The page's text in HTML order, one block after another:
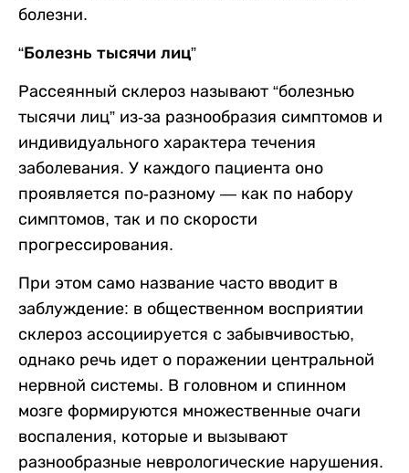
болезни.
“Болезнь тысячи лиц”
Рассеянный склероз называют “болезнью
тысячи лиц” из-за разнообразия симптомов и
индивидуального характера течения
заболевания. У каждого пациента оно
проявляется по-разному — как по набору
симптомов, так и по скорости
прогрессирования.
При этом само название часто вводит в
заблуждение: в общественном восприятии
склероз ассоциируется с забывчивостью,
однако речь идет о поражении центральной
нервной системы. В головном и спинном
мозге формируются множественные очаги
воспаления, которые и вызывают
разнообразные неврологические нарушения.